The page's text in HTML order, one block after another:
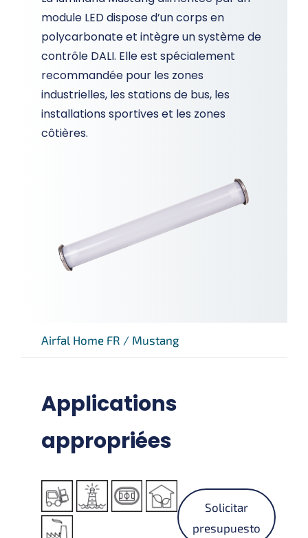
module LED dispose d’un corps en
polycarbonate et intègre un système de
contrôle DALI. Elle est spécialement
recommandée pour les zones
industrielles, les stations de bus, les
installations sportives et les zones
côtières.
Airfal Home FR / Mustang
Applications
appropriées
Solicitar
presupuesto